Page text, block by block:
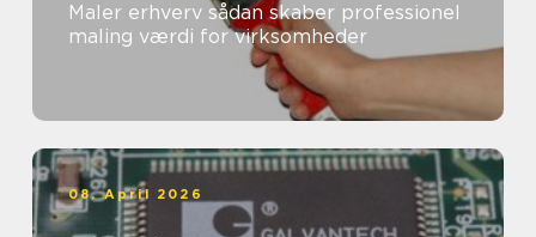
Maler erhverv sådan skaber professionel
maling værdi for virksomheder
08. April 2026